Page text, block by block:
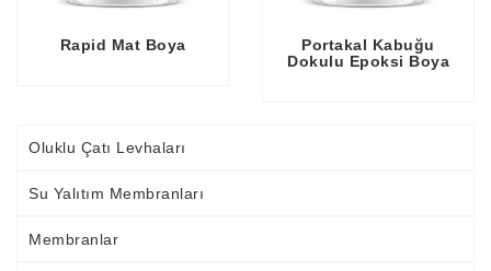
Rapid Mat Boya
Portakal Kabuğu
Dokulu Epoksi Boya
Oluklu Çatı Levhaları
Su Yalıtım Membranları
Membranlar